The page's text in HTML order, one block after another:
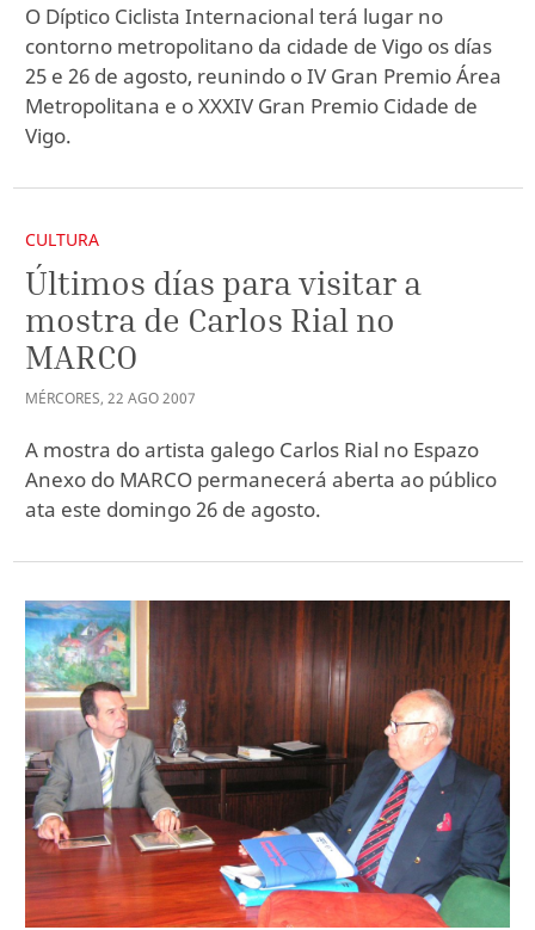
O Díptico Ciclista Internacional terá lugar no
contorno metropolitano da cidade de Vigo os días
25 e 26 de agosto, reunindo o IV Gran Premio Área
Metropolitana e o XXXIV Gran Premio Cidade de
Vigo.
CULTURA
Últimos días para visitar a
mostra de Carlos Rial no
MARCO
MÉRCORES, 22 AGO2007
A mostra do artista galego Carlos Rial no Espazo
Anexo do MARCO permanecerá aberta ao público
ata este domingo 26 de agosto.